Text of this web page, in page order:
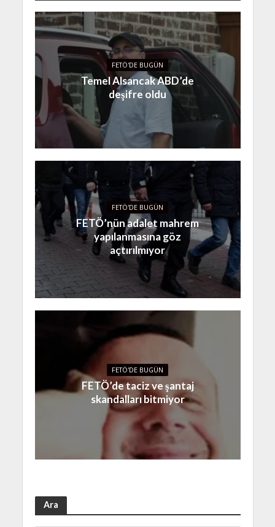
FETÖ'DE BUGÜN
Temel Alsancak ABD’de
deşifre oldu
FETÖ'DE BUGÜN
FETÖ’nün adalet mahrem
yapılanmasına göz
açtırılmıyor
FETÖ'DE BUGÜN
FETÖ’de taciz ve şantaj
skandalları bitmiyor
Ara